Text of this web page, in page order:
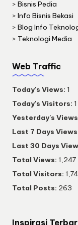
> Bisnis Pedia
> Info Bisnis Bekasi
> Blog Info
> Teknologi Media
Web Traffic
Today's Views: 1
Today's Visitors: 1
Yesterday's
Last 7 Days
Last 30 Days
Total Views: 1,247
Total Visitors:
Total Posts: 263
Inspirasi